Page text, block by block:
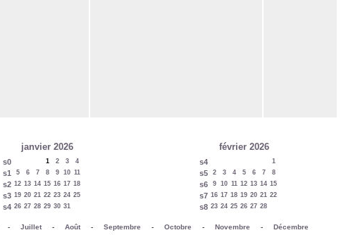
janvier 2026
s0 1 2 3 4
s1 5 6 7 8 9 10 11
s2 12 13 14 15 16 17 18
s3 19 20 21 22 23 24 25
s4 26 27 28 29 30 31
février 2026
s4 1
s5 2 3 4 5 6 7 8
s6 9 10 11 12 13 14 15
s7 16 17 18 19 20 21 22
s8 23 24 25 26 27 28
- Juillet - Août - Septembre - Octobre - Novembre - Décembre